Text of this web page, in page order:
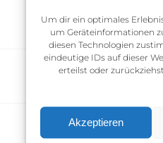
Um dir ein optimales
um Geräteinformationen
diesen Technologien
eindeutige IDs auf dieser
erteilst oder
Akzeptieren